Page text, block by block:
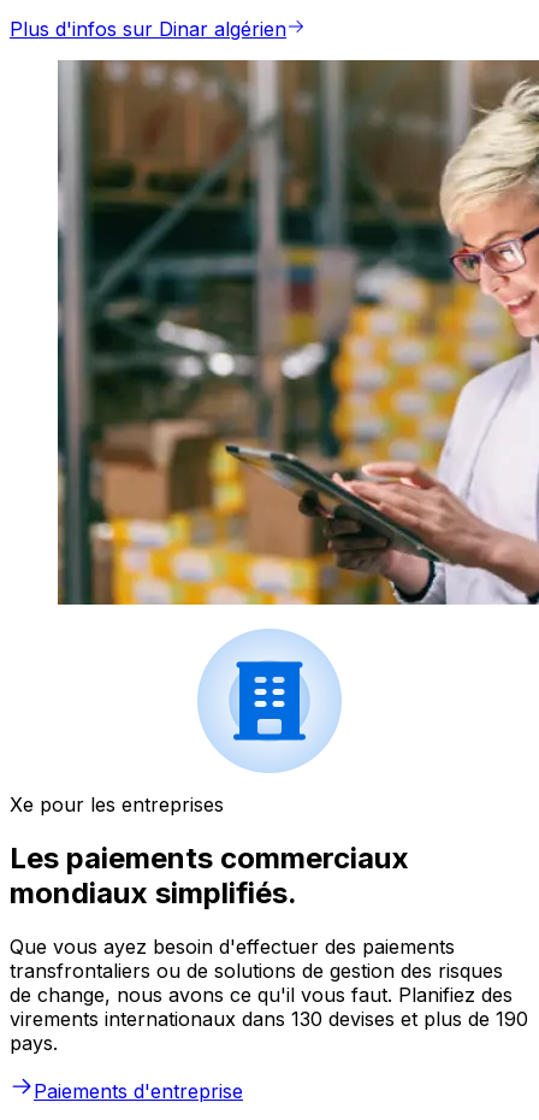
Plus d'infos sur Dinar algérien
Xe pour les entreprises
Les paiements commerciaux
mondiaux simplifiés.
Que vous ayez besoin d'effectuer des paiements
transfrontaliers ou de solutions de gestion des risques
de change, nous avons ce qu'il vous faut. Planifiez des
virements internationaux dans 130 devises et plus de 190
pays.
Paiements d'entreprise